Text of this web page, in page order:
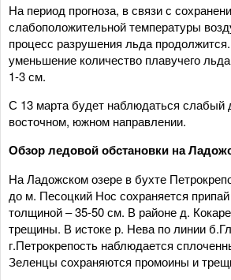
На период прогноза, в связи с
слабоположительной температуры
процесс разрушения льда
уменьшение количество плавучего
1-3 см.
С 13 марта будет наблюдаться слабый
восточном, южном направлении.
Обзор ледовой обстановки на
На Ладожском озере в бухте
до м. Песоцкий Нос сохраняется
толщиной – 35-50 см. В районе д.
трещины. В истоке р. Нева по линии
г.Петрокрепость наблюдается
Зеленцы сохраняются промоины и